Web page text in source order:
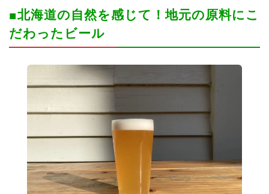
■北海道の自然を感じて！地元の原料にこ
だわったビール